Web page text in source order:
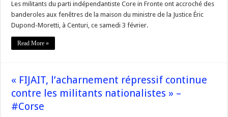
#Corse
Les militants du parti indépendantiste Core in Fronte ont accroché des
banderoles aux fenêtres de la maison du ministre de la Justice Éric
Dupond-Moretti, à Centuri, ce samedi 3 février.
Read More »
« FIJAIT, l’acharnement répressif continue
contre les militants nationalistes » –
#Corse